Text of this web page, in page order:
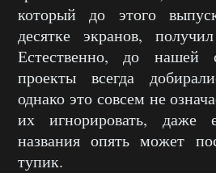
который до этого
десятке экранов,
Естественно, до нашей
проекты всегда
однако это совсем не
их игнорировать, даже
названия опять может
тупик.